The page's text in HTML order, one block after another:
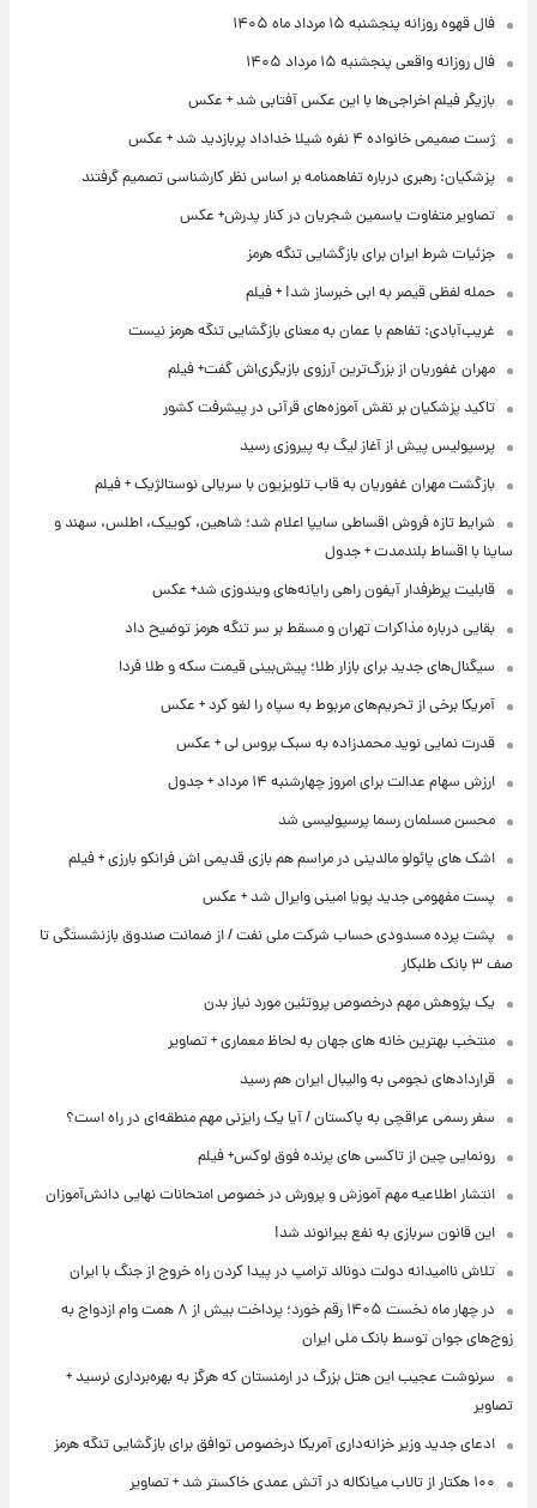
فال قهوه روزانه پنجشنبه ۱۵ مرداد ماه ۱۴۰۵
فال روزانه واقعی پنجشنبه ۱۵ مرداد ۱۴۰۵
بازیگر فیلم اخراجی‌ها با این عکس آفتابی شد + عکس
ژست صمیمی خانواده ۴ نفره شیلا خداداد پربازدید شد + عکس
پزشکیان: رهبری درباره تفاهمنامه بر اساس نظر کارشناسی تصمیم گرفتند
تصاویر متفاوت یاسمین شجریان در کنار پدرش+ عکس
جزئیات شرط ایران برای بازگشایی تنگه هرمز
حمله لفظی قیصر به ابی خبرساز شد! + فیلم
غریب‌آبادی: تفاهم با عمان به معنای بازگشایی تنگه هرمز نیست
مهران غفوریان از بزرگ‌ترین آرزوی بازیگری‌اش گفت+ فیلم
تاکید پزشکیان بر نقش آموزه‌های قرآنی در پیشرفت کشور
پرسپولیس پیش از آغاز لیگ به پیروزی رسید
بازگشت مهران غفوریان به قاب تلویزیون با سریالی نوستالژیک + فیلم
شرایط تازه فروش اقساطی سایپا اعلام شد؛ شاهین، کوییک، اطلس، سهند و
ساینا با اقساط بلندمدت + جدول
قابلیت پرطرفدار آیفون راهی رایانه‌های ویندوزی شد+ عکس
بقایی درباره مذاکرات تهران و مسقط بر سر تنگه هرمز توضیح داد
سیگنال‌های جدید برای بازار طلا؛ پیش‌بینی قیمت سکه و طلا فردا
آمریکا برخی از تحریم‌های مربوط به سپاه را لغو کرد + عکس
قدرت نمایی نوید محمدزاده به سبک بروس لی + عکس
ارزش سهام عدالت برای امروز چهارشنبه ۱۴ مرداد + جدول
محسن مسلمان رسما پرسپولیسی شد
اشک های پائولو مالدینی در مراسم هم بازی قدیمی اش فرانکو بارزی + فیلم
پست مفهومی جدید پویا امینی وایرال شد + عکس
پشت پرده‌ مسدودی حساب شرکت ملی نفت / از ضمانت صندوق بازنشستگی تا
صف ۳ بانک طلبکار
یک پژوهش مهم درخصوص پروتئین مورد نیاز بدن
منتخب بهترین خانه های جهان به لحاظ معماری + تصاویر
قراردادهای نجومی به والیبال ایران هم رسید
سفر رسمی عراقچی به پاکستان / آیا یک رایزنی مهم منطقه‌ای در راه است؟
رونمایی چین از تاکسی های پرنده فوق لوکس+ فیلم
انتشار اطلاعیه مهم آموزش و پرورش در خصوص امتحانات نهایی دانش‌آموزان
این قانون سربازی به نفع بیرانوند شد!
تلاش ناامیدانه‌ دولت دونالد ترامپ در پیدا کردن راه خروج از جنگ با ایران
در چهار ماه نخست ۱۴۰۵ رقم خورد؛ پرداخت بیش از ۸ همت وام ازدواج به
زوج‌های جوان توسط بانک ملی ایران
سرنوشت عجیب این هتل بزرگ در ارمنستان که هرگز به بهره‌برداری نرسید +
تصاویر
ادعای جدید وزیر خزانه‌داری آمریکا درخصوص توافق برای بازگشایی تنگه هرمز
۱۰۰ هکتار از تالاب میانکاله در آتش عمدی خاکستر شد + تصاویر